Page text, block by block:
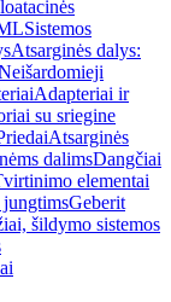
Sistemos
Atsarginės dalys:
Adapteriai ir
su sriegine
Atsarginės
dalimsDangčiai
elementai
Geberit
šildymo sistemos